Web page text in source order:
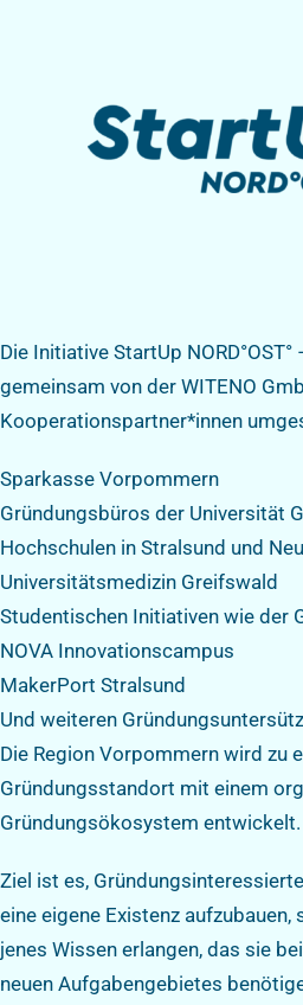
Die Initiative StartUp
gemeinsam von der WITENO
Kooperationspartner*innen
Sparkasse Vorpommern
Gründungsbüros der Universität
Hochschulen in Stralsund und
Universitätsmedizin Greifswald
Studentischen Initiativen wie der
NOVA Innovationscampus
MakerPort Stralsund
Und weiteren
Die Region Vorpommern wird zu
Gründungsstandort mit einem
Gründungsökosystem entwickelt.
Ziel ist es,
eine eigene Existenz
jenes Wissen erlangen, das sie
neuen Aufgabengebietes